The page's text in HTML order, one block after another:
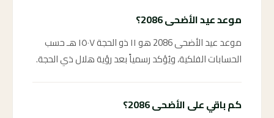
موعد عيد الأضحى 2086؟
موعد عيد الأضحى 2086 هو ١١ ذو الحجة ١٥٠٧ هـ حسب
الحسابات الفلكية، ويُؤكد رسمياً بعد رؤية هلال ذي الحجة.
كم باقي على الأضحى 2086؟